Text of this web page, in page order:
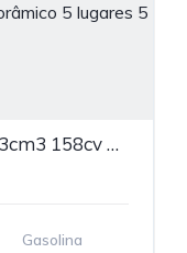
Nissan Qashqai 1.3cm3 158cv MHEV DIG-T E6D Automatic Tekna Extra Pus Two Tone + Teto Panorâmico 5 lugares 5 portas
Gasolina